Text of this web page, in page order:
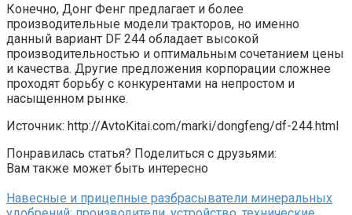
Конечно, Донг Фенг предлагает и более
производительные модели тракторов, но именно
данный вариант DF 244 обладает высокой
производительностью и оптимальным сочетанием цены
и качества. Другие предложения корпорации сложнее
проходят борьбу с конкурентами на непростом и
насыщенном рынке.
Источник: http://AvtoKitai.com/marki/dongfeng/df-244.html
Понравилась статья? Поделиться с друзьями:
Вам также может быть интересно
Навесные и прицепные разбрасыватели минеральных